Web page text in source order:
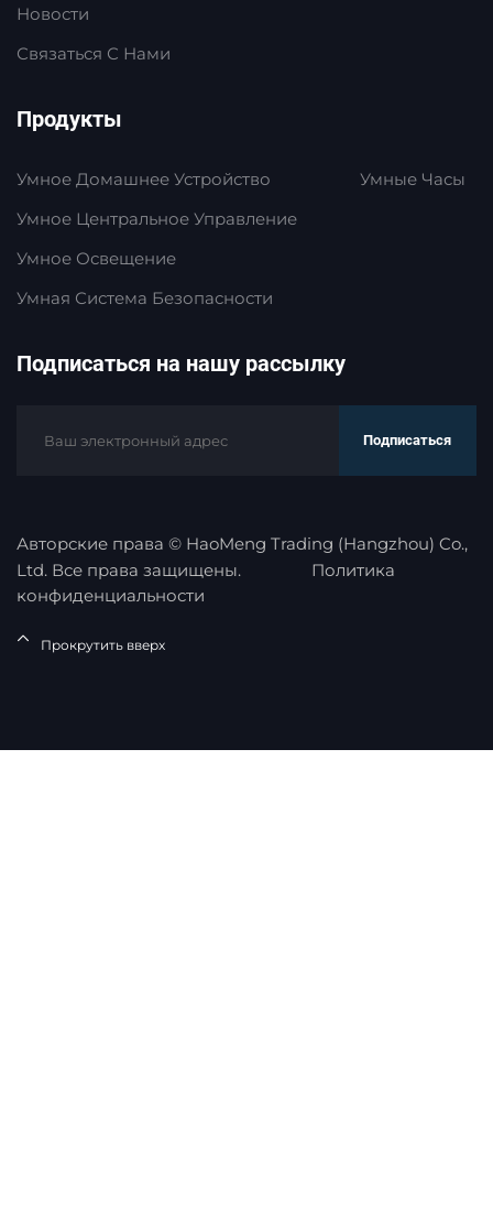
Новости
Связаться С Нами
Продукты
Умное Домашнее Устройство
Умное Центральное Управление
Умное Освещение
Умная Система Безопасности
Умные Часы
Подписаться на нашу рассылку
Подписаться
Авторские права © HaoMeng Trading (Hangzhou) Co.,
Ltd. Все права защищены.
Политика
конфиденциальности
Прокрутить вверх